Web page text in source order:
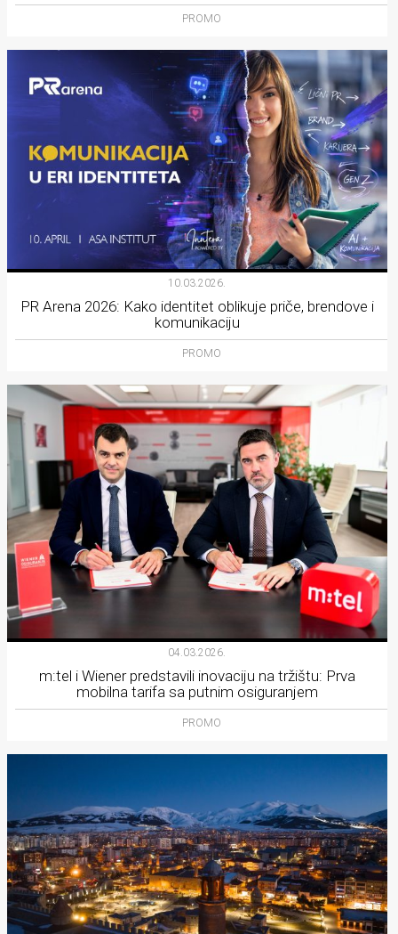
PROMO
10.03.2026.
PR Arena 2026: Kako identitet oblikuje priče, brendove i
komunikaciju
PROMO
04.03.2026.
m:tel i Wiener predstavili inovaciju na tržištu: Prva
mobilna tarifa sa putnim osiguranjem
PROMO